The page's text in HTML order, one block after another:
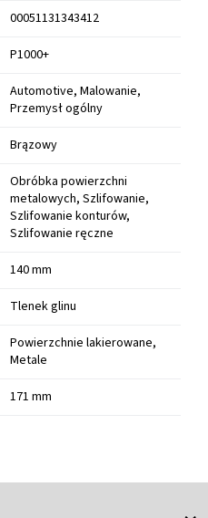
00051131343412
P1000+
Automotive, Malowanie,
Przemysł ogólny
Brązowy
Obróbka powierzchni
metalowych, Szlifowanie,
Szlifowanie konturów,
Szlifowanie ręczne
140 mm
Tlenek glinu
Powierzchnie lakierowane,
Metale
171 mm